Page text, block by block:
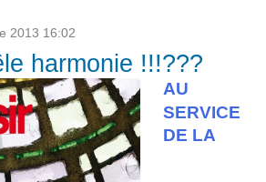
2013 16:02
harmonie !!!???
AU
SERVICE
DE LA